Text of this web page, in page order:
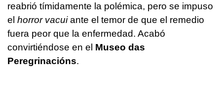
reabrió tímidamente la polémica, pero se impuso
el horror vacuiante el temor de que el remedio
fuera peor que la enfermedad. Acabó
convirtiéndose en el Museo das
Peregrinacións.